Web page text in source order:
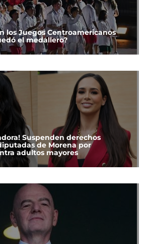
los Juegos Centroamericanos
el medallero?
Suspenden derechos
de Morena por
adultos mayores